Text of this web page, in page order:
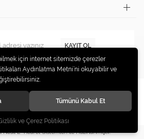
KAYIT OL
Exclusive Tüm hakları saklıdır.
Nesil E-Ticaret Sistemleri ile Hazırlanmıştır.
için internet sitemizde çerezler
Aydınlatma Metni’ni okuyabilir ve
Tümünü Kabul Et
ve Çerez Politikası